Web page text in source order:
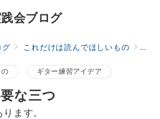
会ブログ
グ これだけは読んでほしいもの ギ
ギター練習アイデア
な三つ
ます。